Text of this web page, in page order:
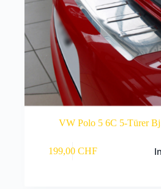
VW Polo 5 6C 5-Türer
199,00 CHF